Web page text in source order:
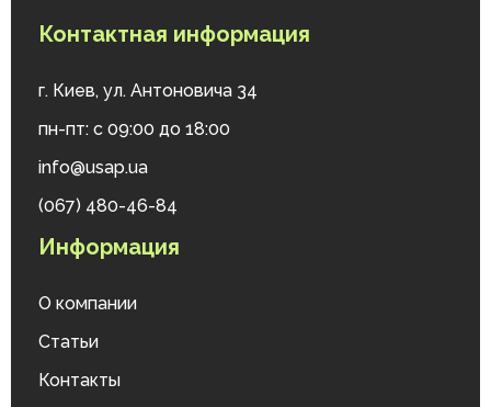
Контактная информация
г. Киев, ул. Антоновича 34
пн-пт: с 09:00 до 18:00
info@usap.ua
(067) 480-46-84
Информация
О компании
Статьи
Контакты